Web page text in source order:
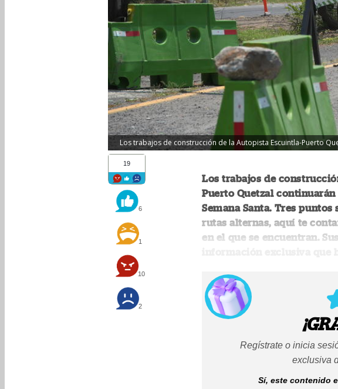
Los trabajos de construcción de la Autopista Escuintla-Puerto
19
6
1
10
2
Los trabajos de
Puerto Quetzal
Semana Santa. Tres
rutas alternas, aquí te
en el que se encuentran.
Regístrate o inicia
exclusiva
Sí, este contenido